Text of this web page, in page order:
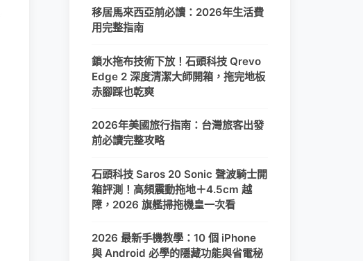
移居馬來西亞前必讀：2026年生活費
用完整指南
鎖水拖布技術下放！石頭科技 Qrevo
Edge 2 深度清潔大師開箱，拖完地板
赤腳踩也乾爽
2026年美國旅行指南：台灣旅客出發
前必讀完整攻略
石頭科技 Saros 20 Sonic 聲波騎士開
箱評測！高頻震動拖地＋4.5cm 越
障，2026 旗艦掃拖機皇一次看
2026 最新手機教學：10 個 iPhone
與 Android 必學的隱藏功能與省電秘